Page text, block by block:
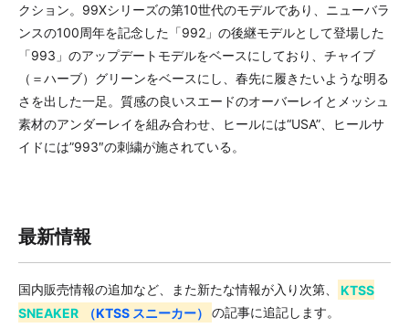
クション。99Xシリーズの第10世代のモデルであり、ニューバラ
ンスの100周年を記念した「992」の後継モデルとして登場した
「993」のアップデートモデルをベースにしており、チャイブ
（＝ハーブ）グリーンをベースにし、春先に履きたいような明る
さを出した一足。質感の良いスエードのオーバーレイとメッシュ
素材のアンダーレイを組み合わせ、ヒールには“USA”、ヒールサ
イドには”993″の刺繍が施されている。
最新情報
国内販売情報の追加など、また新たな情報が入り次第、
KTSS
SNEAKER
（KTSS スニーカー） の記事に追記します。